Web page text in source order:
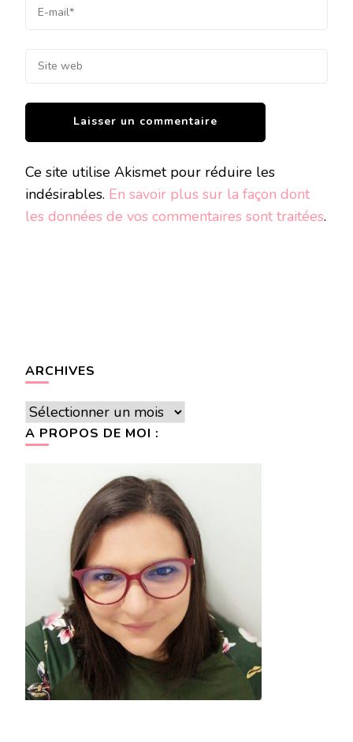
Ce site utilise Akismet pour réduire les
indésirables. En savoir plus sur la façon dont
les données de vos commentaires sont traitées.
ARCHIVES
Archives
A PROPOS DE MOI :